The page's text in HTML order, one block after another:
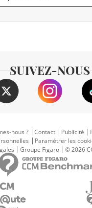
SUIVEZ-NOUS
nous ?
Contact Publicité
Paramétrer les
Groupe Figaro © 2026